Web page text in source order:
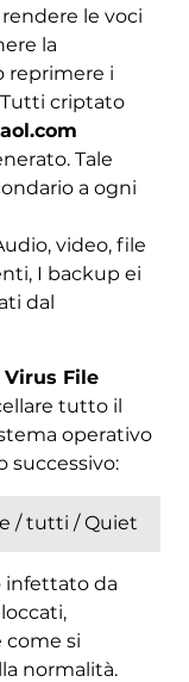
le voci
la
reprimere i
criptato
Tale
a ogni
video, file
I backup ei
dal
File
tutto il
operativo
successivo:
/ tutti / Quiet
infettato da
come si
normalità.